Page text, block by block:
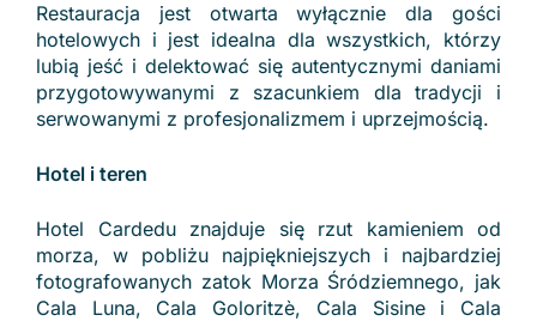
Restauracja jest otwarta wyłącznie dla gości
hotelowych i jest idealna dla wszystkich, którzy
lubią jeść i delektować się autentycznymi daniami
przygotowywanymi z szacunkiem dla tradycji i
serwowanymi z profesjonalizmem i uprzejmością.
Hotel i teren
Hotel Cardedu znajduje się rzut kamieniem od
morza, w pobliżu najpiękniejszych i najbardziej
fotografowanych zatok Morza Śródziemnego, jak
Cala Luna, Cala Goloritzè, Cala Sisine i Cala